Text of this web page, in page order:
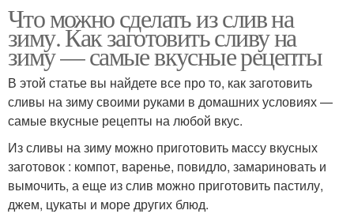
Что можно сделать из слив на
зиму. Как заготовить сливу на
зиму — самые вкусные рецепты
В этой статье вы найдете все про то, как заготовить
сливы на зиму своими руками в домашних условиях —
самые вкусные рецепты на любой вкус.
Из сливы на зиму можно приготовить массу вкусных
заготовок : компот, варенье, повидло, замариновать и
вымочить, а еще из слив можно приготовить пастилу,
джем, цукаты и море других блюд.